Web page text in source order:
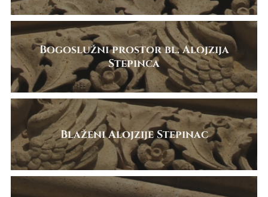
Bogoslužni prostor bl. Alojzija
Stepinca
Blaženi Alojzije Stepinac